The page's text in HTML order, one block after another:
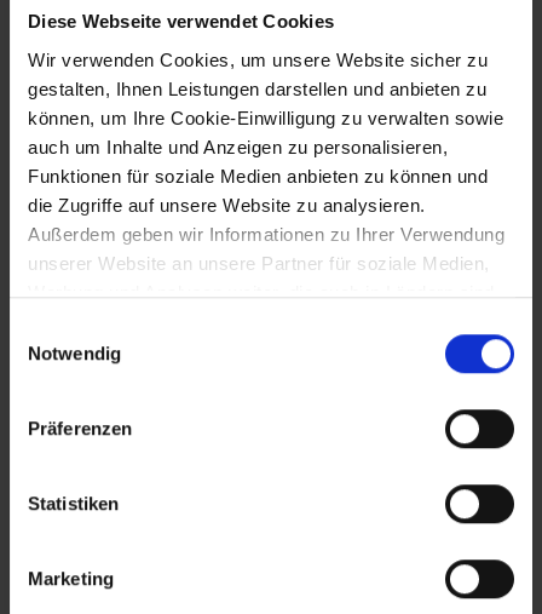
Diese Webseite verwendet Cookies
Wir verwenden Cookies, um unsere Website sicher zu
gestalten, Ihnen Leistungen darstellen und anbieten zu
können, um Ihre Cookie-Einwilligung zu verwalten sowie
auch um Inhalte und Anzeigen zu personalisieren,
Funktionen für soziale Medien anbieten zu können und
die Zugriffe auf unsere Website zu analysieren.
Außerdem geben wir Informationen zu Ihrer Verwendung
unserer Website an unsere Partner für soziale Medien,
Werbung und Analysen weiter, die auch in Ländern sind,
gegeben ist, und in denen Sie Ihre Rechte uU nicht
effektiv durchsetzen können. Unsere Partner führen
diese Informationen möglicherweise mit weiteren Daten
zusammen, die Sie ihnen bereitgestellt haben oder die
haben.
Notwendig
Präferenzen
Statistiken
Marketing
die Kartause Allerheiligental in
Mauerbach
1318
Erste urkundliche Marktnennung von Oed
1320